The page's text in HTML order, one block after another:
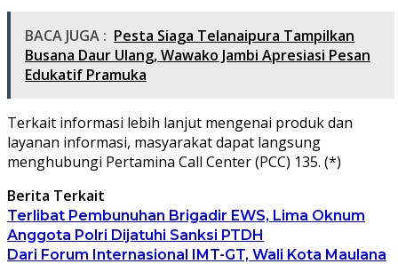
BACA JUGA : Pesta Siaga Telanaipura Tampilkan
Busana Daur Ulang, Wawako Jambi Apresiasi Pesan
Edukatif Pramuka
Terkait informasi lebih lanjut mengenai produk dan
layanan informasi, masyarakat dapat langsung
menghubungi Pertamina Call Center (PCC) 135. (*)
Berita Terkait
Terlibat Pembunuhan Brigadir EWS, Lima Oknum
Anggota Polri Dijatuhi Sanksi PTDH
Dari Forum Internasional IMT-GT, Wali Kota Maulana